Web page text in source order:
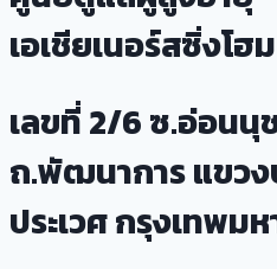
เอเชียเนอร์สซิ่งโฮม
เลขที่ 2/6 ซ.อ่อนนุ
ถ.พัฒนาการ แขวง
ประเวศ กรุงเทพม